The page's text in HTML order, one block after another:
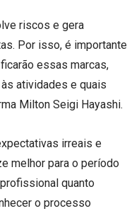
riscos e gera
Por isso, é importante
essas marcas,
atividades e quais
Milton Seigi Hayashi.
irreais e
melhor para o período
quanto
o processo